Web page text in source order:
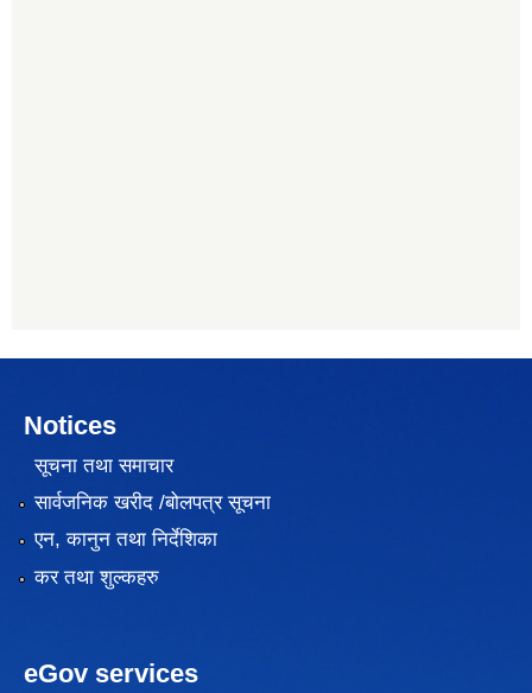
Notices
सूचना तथा समाचार
सार्वजनिक खरीद /बोलपत्र सूचना
एन, कानुन तथा निर्देशिका
कर तथा शुल्कहरु
eGov services